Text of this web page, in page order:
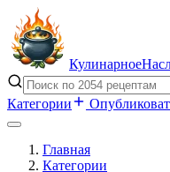
Кулинарное
Категории
Главная
Категории